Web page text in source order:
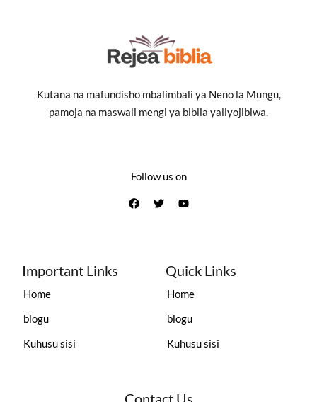
Kutana na mafundisho mbalimbali ya Neno la Mungu,
pamoja na maswali mengi ya biblia yaliyojibiwa.
Follow us on
Important Links
Home
blogu
Kuhusu sisi
Quick Links
Home
blogu
Kuhusu sisi
Contact Us